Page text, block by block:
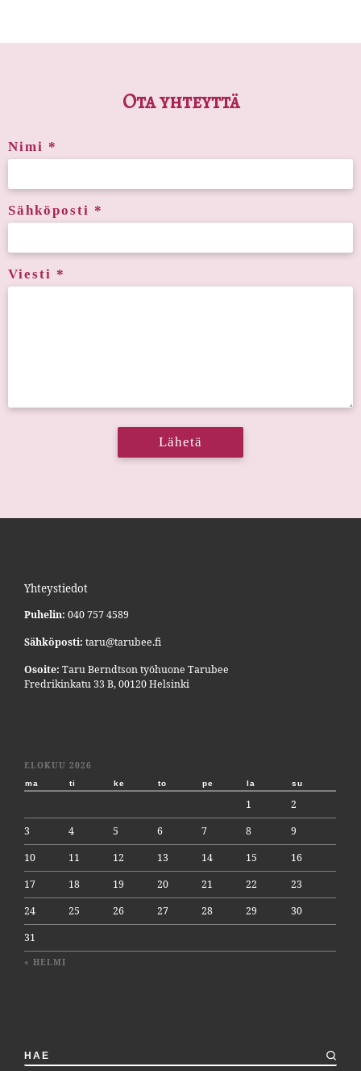
Ota yhteyttä
Nimi *
Sähköposti *
Viesti *
Yhteystiedot
Puhelin:040 757 4589
Sähköposti:taru@tarubee.fi
Osoite:Taru Berndtson työhuone Tarubee
Fredrikinkatu 33 B, 00120 Helsinki
ELOKUU 2026
ma ti ke to pe la su
« HELMI
1
2
3
4 5 6 7 8
9
10
11 12 13 14 15
16
17
18 19 20 21 22
23
24
25 26 27 28 29
30
31
HAE